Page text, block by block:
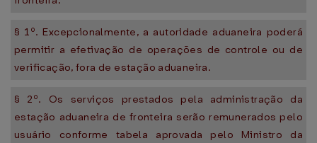
§ 1º. Excepcionalmente, a autoridade aduaneira poderá
permitir a efetivação de operações de controle ou de
verificação, fora de estação aduaneira.
§ 2º. Os serviços prestados pela administração da
estação aduaneira de fronteira serão remunerados pelo
usuário conforme tabela aprovada pelo Ministro da